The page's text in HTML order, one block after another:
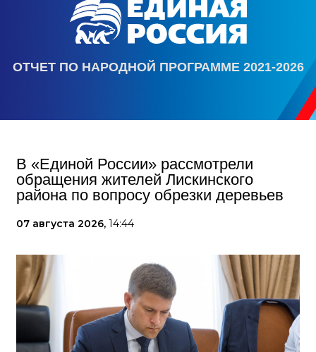
ОТЧЕТ ПО НАРОДНОЙ ПРОГРАММЕ 2021-2026
В «Единой России» рассмотрели
обращения жителей Лискинского
района по вопросу обрезки деревьев
07 августа 2026, 14:44